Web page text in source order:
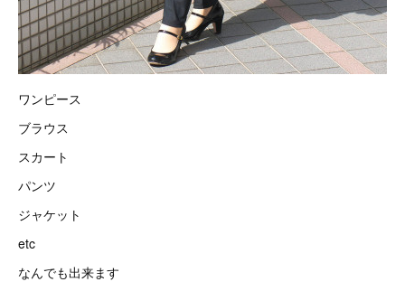
ワンピース
ブラウス
スカート
パンツ
ジャケット
etc
なんでも出来ます